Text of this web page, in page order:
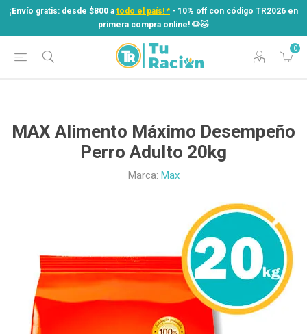
¡Envío gratis: desde $800 a todo el país! * - 10% off con código TR2026 en
primera compra online! ​🐶​🐱
0
¡Envío gratis: desde $800 atodo el país! *
- 10% off con código TR2026 en
primera compra online! ​🐶​🐱
MAX Alimento Máximo Desempeño
Perro Adulto 20kg
Marca: Max